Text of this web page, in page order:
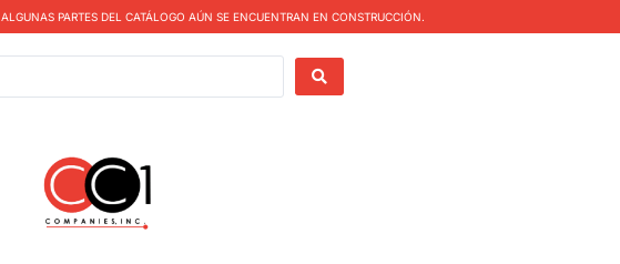
ALGUNAS PARTES DEL CATÁLOGO AÚN SE ENCUENTRAN EN CONSTRUCCIÓN.